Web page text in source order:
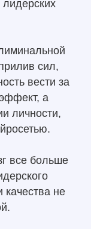
лидерских
сил,
вести за
а
личности,
все больше
не